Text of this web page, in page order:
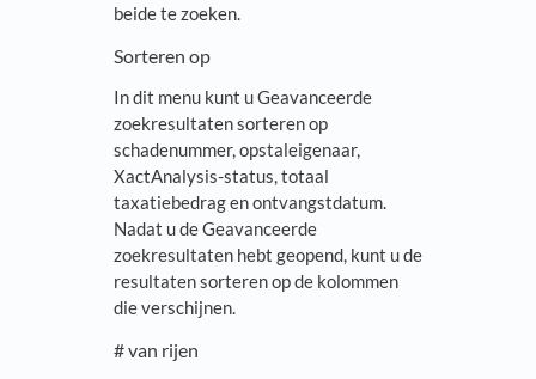
beide te zoeken.
Sorteren op
In dit menu kunt u Geavanceerde
zoekresultaten sorteren op
schadenummer, opstaleigenaar,
XactAnalysis-status, totaal
taxatiebedrag en ontvangstdatum.
Nadat u de Geavanceerde
zoekresultaten hebt geopend, kunt u de
resultaten sorteren op de kolommen
die verschijnen.
# van rijen